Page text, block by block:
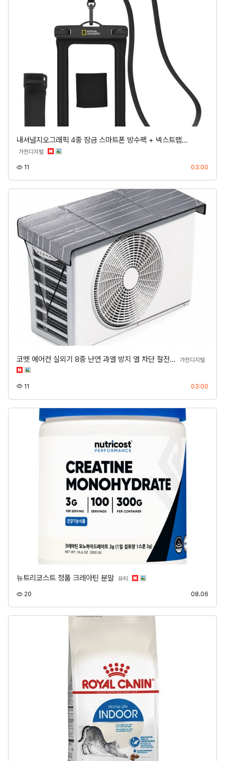
내셔널지오그래픽 4중 잠금 스마트폰 방수팩 + 넥스트랩…
가전디지털 분류
11 03:00
코멧 에어컨 실외기 8중 난연 과열 방지 열 차단 절전… 가전디지털
11 03:00
뉴트리코스트 정품 크레아틴 분말 뷰티 분류
20 08.06